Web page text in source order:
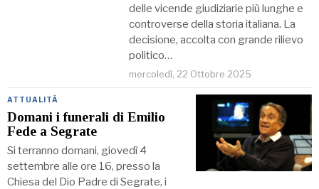
delle vicende giudiziarie più lunghe e
controverse della storia italiana. La
decisione, accolta con grande rilievo
politico…
mercoledì, 22 Ottobre 2025
ATTUALITÀ
Domani i funerali di Emilio
Fede a Segrate
Si terranno domani, giovedì 4
settembre alle ore 16, presso la
Chiesa del Dio Padre di Segrate, i